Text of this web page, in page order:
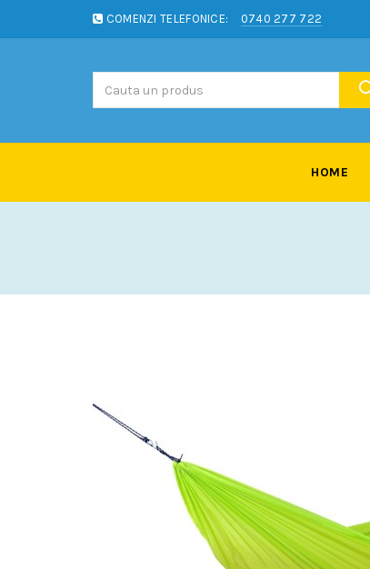
COMENZI TELEFONICE: 0740 277 722
HOME